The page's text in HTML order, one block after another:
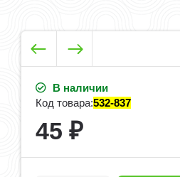
В наличии
Код товара:532-837
45 ₽